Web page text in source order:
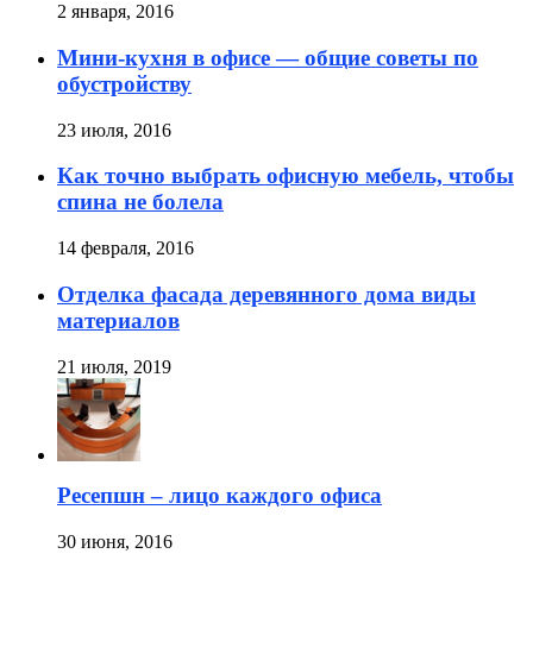
2 января, 2016
Мини-кухня в офисе — общие советы по
обустройству
23 июля, 2016
Как точно выбрать офисную мебель, чтобы
спина не болела
14 февраля, 2016
Отделка фасада деревянного дома виды
материалов
21 июля, 2019
Ресепшн – лицо каждого офиса
30 июня, 2016